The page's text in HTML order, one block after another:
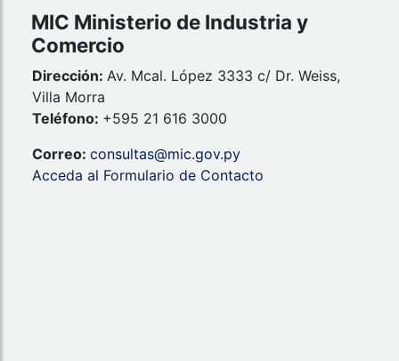
MIC Ministerio de Industria y
Comercio
Dirección: Av. Mcal. López 3333 c/ Dr. Weiss,
Villa Morra
Teléfono: +595 21 616 3000
Correo: consultas@mic.gov.py
Acceda al Formulario de Contacto